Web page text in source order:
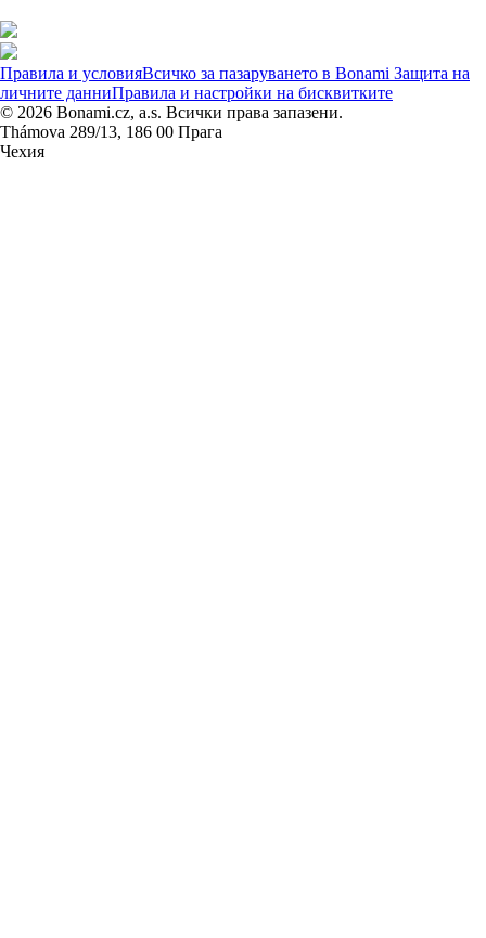
Правила и условияВсичко за пазаруването в Bonami Защита на
личните данниПравила и настройки на бисквитките
© 2026 Bonami.cz, a.s. Всички права запазени.
Thámova 289/13, 186 00 Прага
Чехия